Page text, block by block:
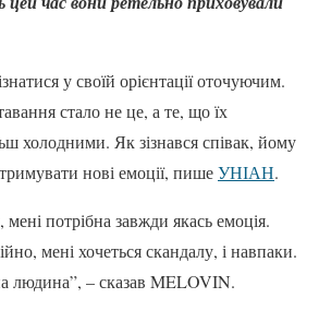
у своїй орієнтації оточуючим.
стало не це, а те, що їх
холодними. Як зізнався співак, йому
нові емоції, пишеУНІАН.
потрібна завжди якась емоція.
мені хочеться скандалу, і навпаки.
людина”, – сказав MELOVIN.